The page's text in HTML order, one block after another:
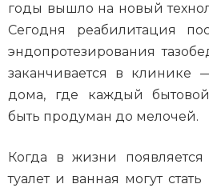
годы вышло на новый
Сегодня реабилитация
эндопротезирования
заканчивается в клинике
дома, где каждый
быть продуман до мелочей.
Когда в жизни
туалет и ванная могут